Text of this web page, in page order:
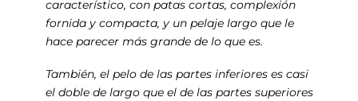
característico, con patas cortas, complexión
fornida y compacta, y un pelaje largo que le
hace parecer más grande de lo que es.
También, el pelo de las partes inferiores es casi
el doble de largo que el de las partes superiores